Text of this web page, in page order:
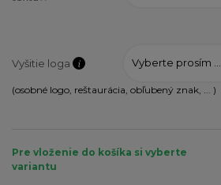
Vyšitie loga Vyberte prosím ...
(osobné logo, reštaurácia, obľubený znak, ... )
Pre vloženie do košíka si vyberte
variantu